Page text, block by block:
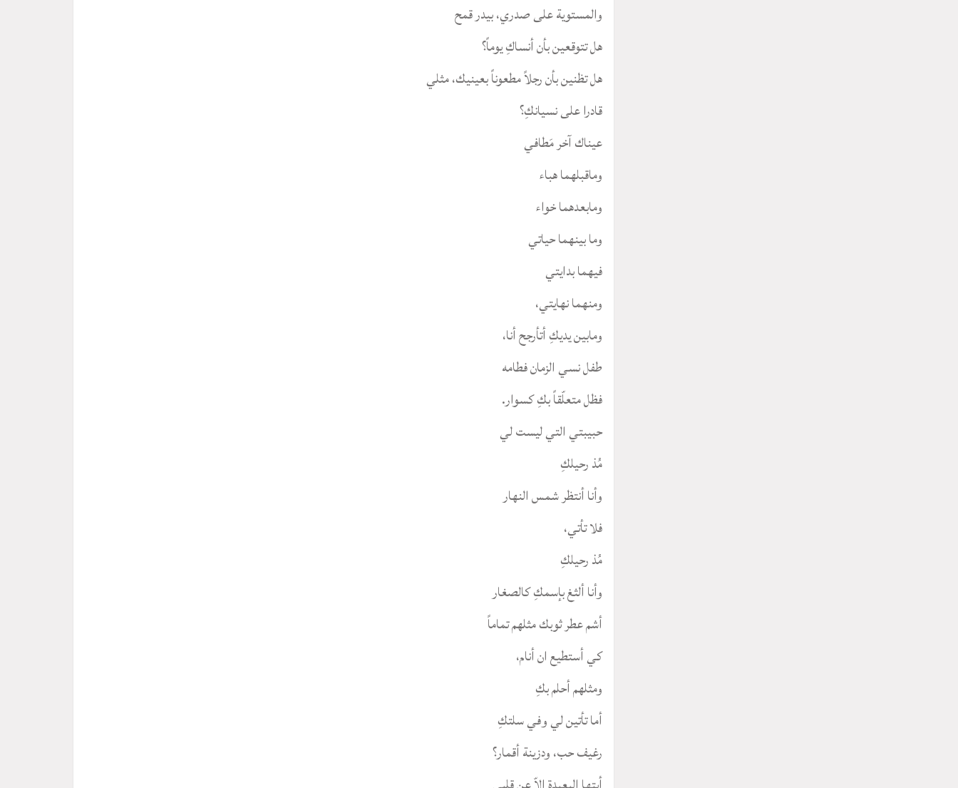
والمستوية على صدري، بيدر قمح
هل تتوقعين بأن أنساكِ يوماً؟
هل تظنين بأن رجلاً مطعوناً بعينيك، مثلي
قادرا على نسيانكِ؟
عيناك آخر مَطافي
وماقبلهما هباء
ومابعدهما خواء
وما بينهما حياتي
فيهما بدايتي
ومنهما نهايتي،
ومابين يديكِ أتأرجح أنا،
طفل نسي الزمان فطامه
فظل متعلّقاً بكِ كسوار.
حبيبتي التي ليست لي
مُذ رحيلكِ
وأنا أنتظر شمس النهار
فلا تأتي،
مُذ رحيلكِ
وأنا ألثغ بإسمكِ كالصغار
أشم عطر ثوبك مثلهم تماماً
كي أستطيع ان أنام،
ومثلهم أحلم بكِ
أما تأتين لي وفي سلتكِ
رغيف حب، ودزينة أقمار؟